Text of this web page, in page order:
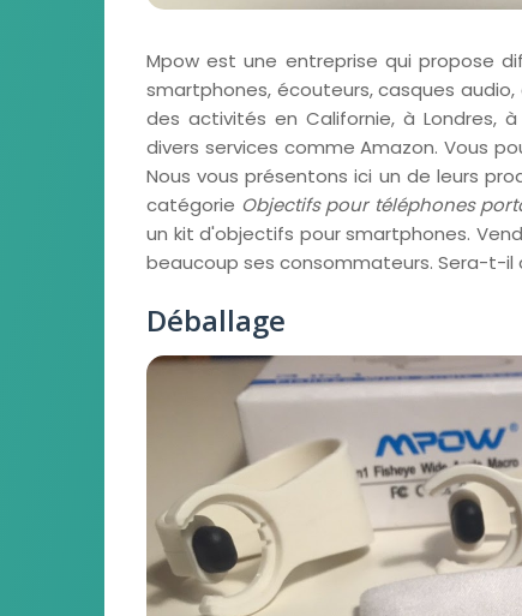
Mpow est une entreprise qui propose
smartphones, écouteurs, casques
des activités en Californie, à Londres,
divers services comme Amazon. Vous
Nous vous présentons ici un de leurs
catégorie Objectifs pour téléphones
un kit d'objectifs pour smartphones.
beaucoup ses consommateurs. Sera-t-
Déballage